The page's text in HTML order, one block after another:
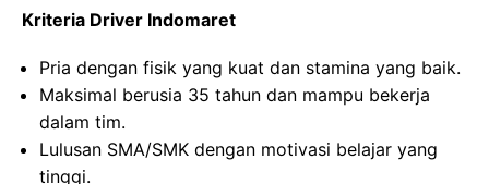
Kriteria Driver Indomaret
Pria dengan fisik yang kuat dan stamina yang baik.
Maksimal berusia 35 tahun dan mampu bekerja
dalam tim.
Lulusan SMA/SMK dengan motivasi belajar yang
tinggi.